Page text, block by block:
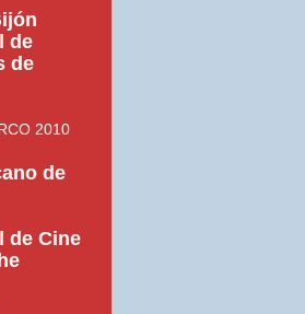
de
de
2010
de
de Cine